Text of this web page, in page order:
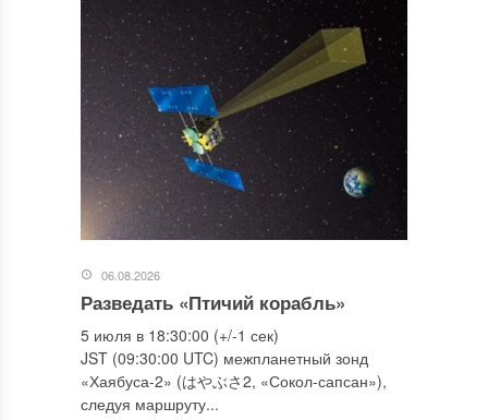
06.08.2026
Разведать «Птичий корабль»
5 июля в 18:30:00 (+/-1 сек)
JST (09:30:00 UTC) межпланетный зонд
«Хаябуса-2» (はやぶさ2, «Сокол-сапсан»),
следуя маршруту...